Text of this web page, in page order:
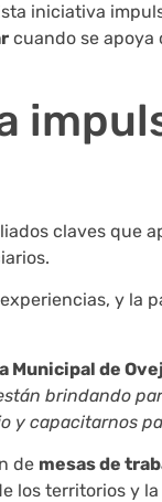
iniciativa
cuando se apoya
claves que
y la
Municipal de
brindando
capacitarnos
de mesas de
los territorios y